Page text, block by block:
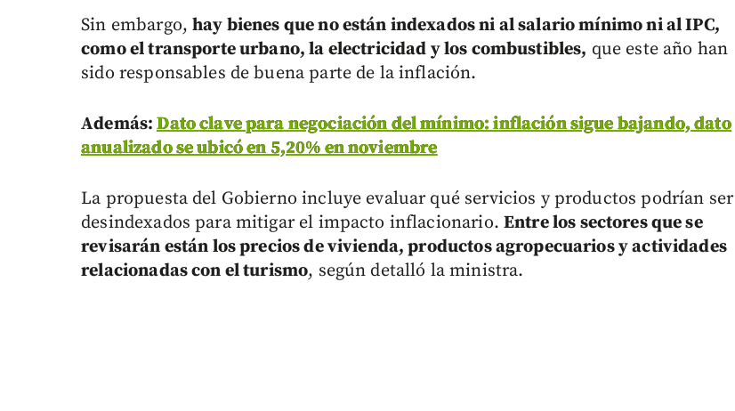
Sin embargo,hay bienes que no están indexados ni al salario mínimo ni al IPC,
como el transporte urbano, la electricidad y los combustibles, que este año han
sido responsables de buena parte de la inflación.
Además:Dato clave para negociación del mínimo: inflación sigue bajando, dato
anualizado se ubicó en 5,20% en noviembre
La propuesta del Gobierno incluye evaluar qué servicios y productos podrían ser
desindexados para mitigar el impacto inflacionario. Entre los sectores que se
revisarán están los precios de vivienda, productos agropecuarios y actividades
relacionadas con el turismo, según detalló la ministra.